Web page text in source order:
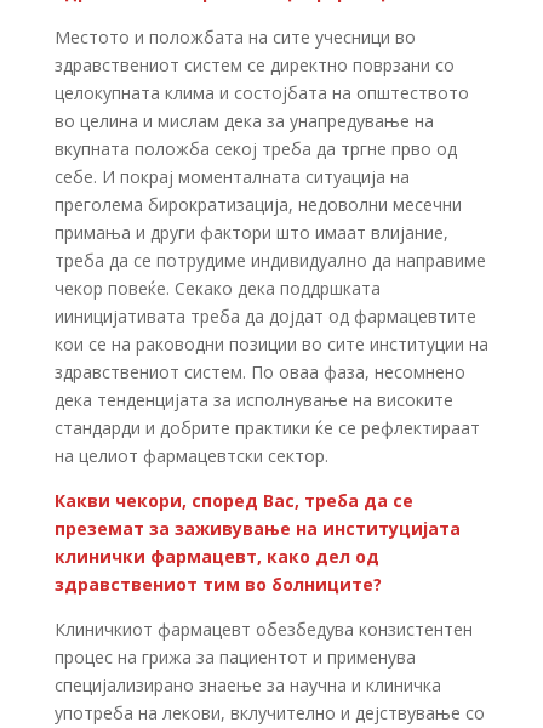
Местото и положбата на сите учесници во
здравствениот систем се директно поврзани со
целокупната клима и состојбата на општеството
во целина и мислам дека за унапредување на
вкупната положба секој треба да тргне прво од
себе. И покрај моменталната ситуација на
преголема бирократизација, недоволни месечни
примања и други фактори што имаат влијание,
треба да се потрудиме индивидуално да направиме
чекор повеќе. Секако дека поддршката
ииницијативата треба да дојдат од фармацевтите
кои се на раководни позиции во сите институции на
здравствениот систем. По оваа фаза, несомнено
дека тенденцијата за исполнување на високите
стандарди и добрите практики ќе се рефлектираат
на целиот фармацевтски сектор.
Какви чекори, според Вас, треба да се
преземат за заживување на институцијата
клинички фармацевт, како дел од
здравствениот тим во болниците?
Клиничкиот фармацевт обезбедува конзистентен
процес на грижа за пациентот и применува
специјализирано знаење за научна и клиничка
употреба на лекови, вклучително и дејствување со